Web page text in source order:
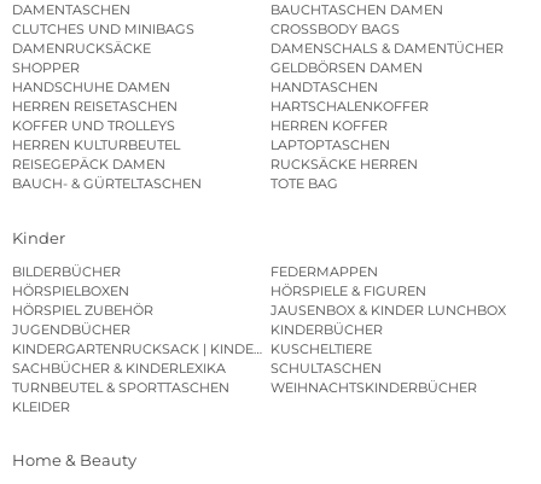
DAMENTASCHEN
BAUCHTASCHEN DAMEN
CLUTCHES UND MINIBAGS
CROSSBODY BAGS
DAMENRUCKSÄCKE
DAMENSCHALS & DAMENTÜCHER
SHOPPER
GELDBÖRSEN DAMEN
HANDSCHUHE DAMEN
HANDTASCHEN
HERREN REISETASCHEN
HARTSCHALENKOFFER
KOFFER UND TROLLEYS
HERREN KOFFER
HERREN KULTURBEUTEL
LAPTOPTASCHEN
REISEGEPÄCK DAMEN
RUCKSÄCKE HERREN
BAUCH- & GÜRTELTASCHEN
TOTE BAG
Kinder
BILDERBÜCHER
FEDERMAPPEN
HÖRSPIELBOXEN
HÖRSPIELE & FIGUREN
HÖRSPIEL ZUBEHÖR
JAUSENBOX & KINDER LUNCHBOX
JUGENDBÜCHER
KINDERBÜCHER
KINDERGARTENRUCKSACK | KINDERGARTENBEUTEL
KUSCHELTIERE
SACHBÜCHER & KINDERLEXIKA
SCHULTASCHEN
TURNBEUTEL & SPORTTASCHEN
WEIHNACHTSKINDERBÜCHER
KLEIDER
Home & Beauty